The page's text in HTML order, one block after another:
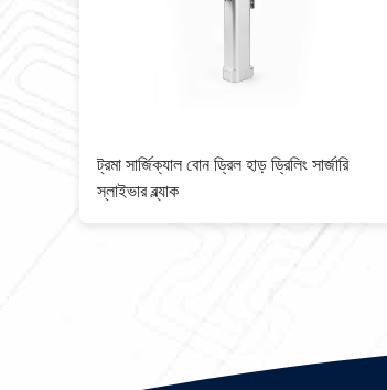
ট্রমা সার্জিক্যাল বোন ড্রিল হাড় ড্রিলিং সার্জারি
স্লাইভার ব্ল্যাক